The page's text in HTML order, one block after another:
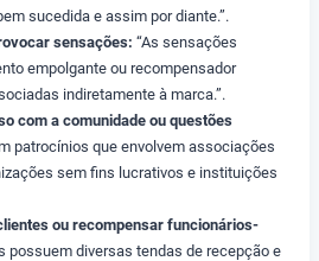
sucedida e assim por diante.”.
sensações: “As sensações
empolgante ou recompensador
indiretamente à marca.”.
com a comunidade ou questões
patrocínios que envolvem associações
sem fins lucrativos e instituições
ou recompensar funcionários-
possuem diversas tendas de recepção e